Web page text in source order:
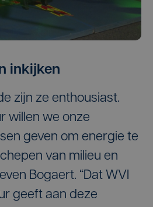
inkijken
zijn ze enthousiast.
willen we onze
geven om energie te
van milieu en
Bogaert. “Dat WVI
geeft aan deze